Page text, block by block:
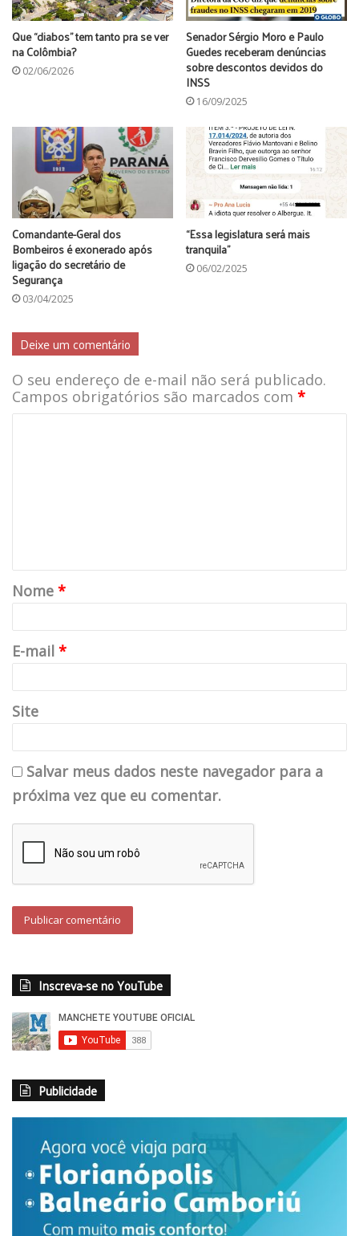
Que “diabos” tem tanto pra se ver
na Colômbia?
02/06/2026
Senador Sérgio Moro e Paulo
Guedes receberam denúncias
sobre descontos devidos do
INSS
16/09/2025
Comandante-Geral dos
Bombeiros é exonerado após
ligação do secretário de
Segurança
03/04/2025
“Essa legislatura será mais
tranquila”
06/02/2025
Deixe um comentário
O seu endereço de e-mail não será publicado.
Campos obrigatórios são marcados com *
Nome *
E-mail *
Site
Salvar meus dados neste navegador para a
próxima vez que eu comentar.
Inscreva-se no YouTube
Publicidade